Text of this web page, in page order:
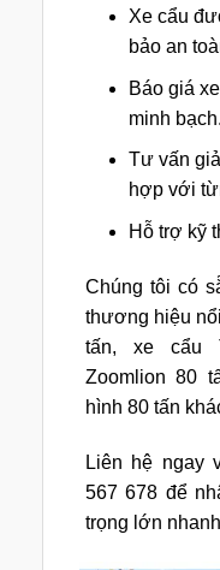
Xe cẩu
bảo an
Báo giá
minh bạch.
Tư vấn
hợp với
Hỗ trợ kỹ
Chúng tôi có
thương hiệu
tấn, xe cẩu
Zoomlion 80
hình 80 tấn
Liên hệ ngay
567 678 để
trọng lớn